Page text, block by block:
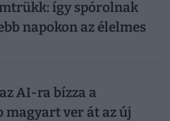
így spórolnak
napokon az élelmes
AI-ra bízza a
magyart ver át az új